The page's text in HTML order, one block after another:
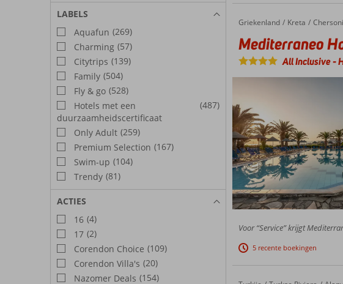
LABELS
Aquafun (269)
Charming (57)
Citytrips (139)
Family (504)
Fly & go (528)
Hotels met een
duurzaamheidscertificaat
(487)
Only Adult (259)
Premium Selection (167)
Swim-up (104)
Trendy (81)
ACTIES
16 (4)
17 (2)
Corendon Choice (109)
Corendon Villa's (20)
Nazomer Deals (154)
Home
Griekenland Kreta
Mediterraneo Hotel
Mediterraneo
All Inclusive-
Voor “Service” krijgt
5 recente boekingen